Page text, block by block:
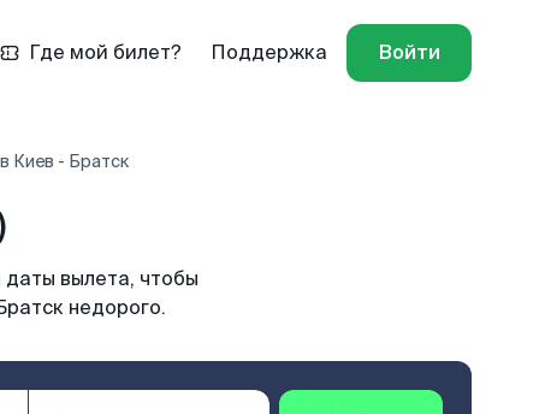
Где мой билет? Поддержка Войти
Киев - Братск
вылета, чтобы
недорого.